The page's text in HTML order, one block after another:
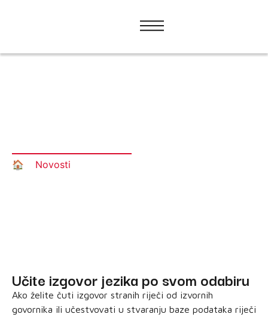
🏠︎ Novosti
Učite izgovor jezika po svom odabiru
Ako želite čuti izgovor stranih riječi od izvornih
govornika ili učestvovati u stvaranju baze podataka riječi